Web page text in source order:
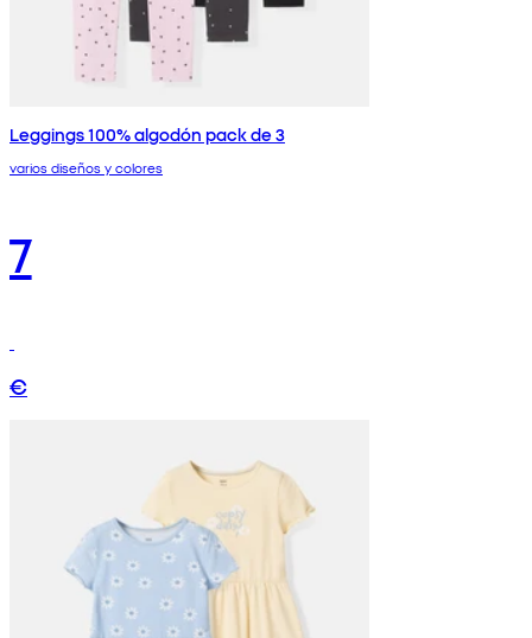
Leggings 100% algodón pack de 3
varios diseños y colores
7
€